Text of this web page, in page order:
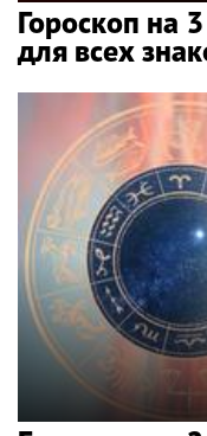
Гороскоп на
для всех